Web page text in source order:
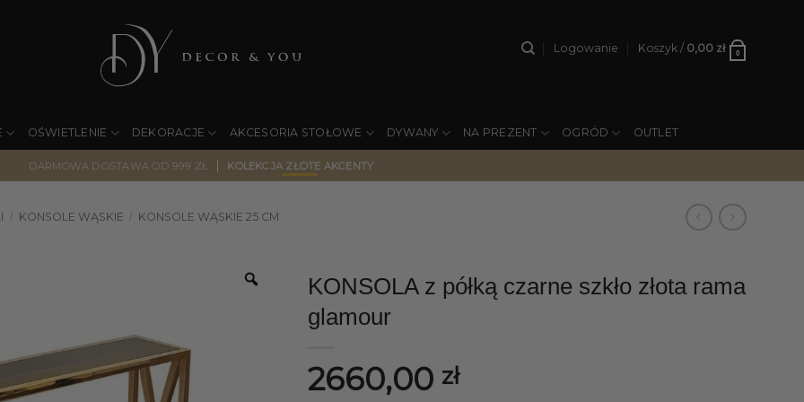
Logowanie Koszyk / 0,00 zł 0
OŚWIETLENIE DEKORACJE AKCESORIA STOŁOWE DYWANY NA PREZENT OGRÓD OUTLET
DARMOWA DOSTAWA OD 999 ZŁ | KOLEKCJA ZŁOTE AKCENTY
/ KONSOLE WĄSKIE / KONSOLE WĄSKIE 25 CM
KONSOLA z półką czarne szkło złota rama
glamour
2660,00 zł